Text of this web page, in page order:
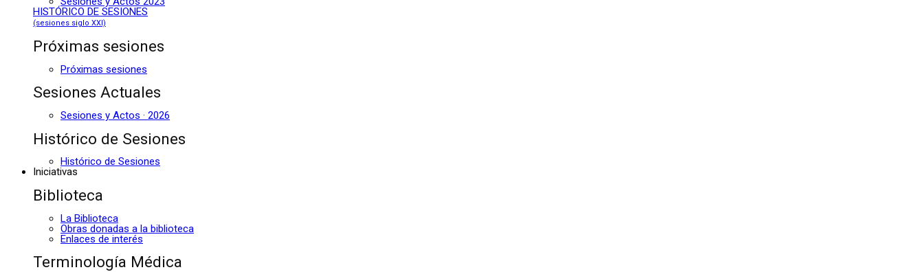
HISTÓRICO DE SESIONES
(sesiones siglo XXI)
Próximas sesiones
Próximas sesiones
Sesiones Actuales
Sesiones y Actos · 2026
Histórico de Sesiones
Histórico de Sesiones
Iniciativas
Biblioteca
La Biblioteca
Obras donadas a la biblioteca
Enlaces de interés
Terminología Médica